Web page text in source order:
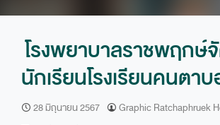
โรงพยาบาลราชพฤกษ์
นักเรียนโรงเรียนคนตา
28 มิถุนายน 2567 Graphic Ratchaphruek